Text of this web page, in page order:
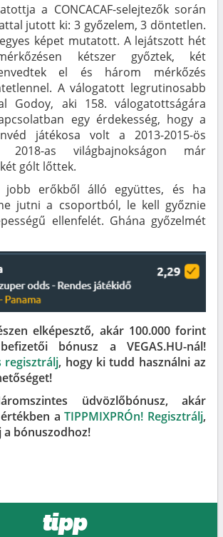
a CONCACAF-selejtezők során
jutott ki: 3 győzelem, 3 döntetlen.
képet mutatott. A lejátszott hét
kétszer győztek, két
el és három mérkőzés
A válogatott legrutinosabb
Godoy, aki 158. válogatottságára
egy érdekesség, hogy a
játékosa volt a 2013-2015-ös
as világbajnokságon már
gólt lőttek.
jobb erőkből álló együttes, és ha
jutni a csoportból, le kell győznie
ellenfelét. Ghána győzelmét
elképesztő, akár 100.000 forint
bónusz a VEGAS.HU-nál!
regisztrálj, hogy ki tudd használni az
üdvözlőbónusz, akár
aTIPPMIXPRÓn! Regisztrálj,
bónuszodhoz!
tipp